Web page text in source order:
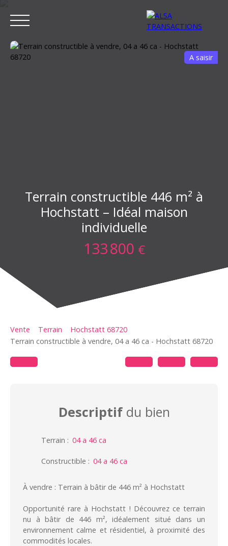
A saisir
Terrain constructible 446 m² à
Hochstatt – Idéal maison
individuelle
133 800 €
Vente Terrain
Hochstatt 68720
Terrain constructible à vendre, 04 a 46 ca - Hochstatt 68720
Descriptifdu bien
Terrain : 04 a 46 ca
Constructible : 04 a 46 ca
À vendre : Terrain à bâtir de 446 m² à Hochstatt
Opportunité rare à Hochstatt ! Découvrez ce terrain
nu à bâtir de 446 m², idéalement situé dans un
environnement calme et résidentiel, à proximité des
commodités locales.